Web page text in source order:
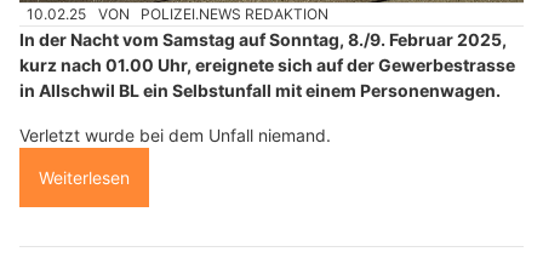
10.02.25 VON POLIZEI.NEWS REDAKTION
In der Nacht vom Samstag auf Sonntag, 8./9. Februar 2025,
kurz nach 01.00 Uhr, ereignete sich auf der Gewerbestrasse
in Allschwil BL ein Selbstunfall mit einem Personenwagen.
Verletzt wurde bei dem Unfall niemand.
Weiterlesen